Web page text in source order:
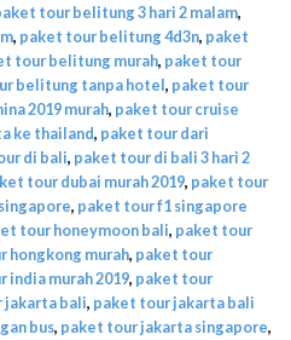
tour belitung 3 hari 2 malam,
, paket tour belitung 4d3n, paket
tour belitung murah, paket tour
belitung tanpa hotel, paket tour
2019 murah, paket tour cruise
ke thailand, paket tour dari
di bali, paket tour di bali 3 hari 2
tour dubai murah 2019, paket tour
, paket tour f1 singapore
tour honeymoon bali, paket tour
hongkong murah, paket tour
india murah 2019, paket tour
jakarta bali, paket tour jakarta bali
bus, paket tour jakarta singapore,